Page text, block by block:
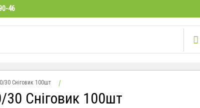
46
30 Сніговик 100шт
30 Сніговик 100шт